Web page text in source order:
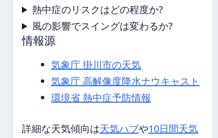
熱中症のリスクはどの程度か?
風の影響でスイングは変わるか?
情報源
気象庁 掛川市の天気
気象庁 高解像度降水ナウキャスト
環境省 熱中症予防情報
詳細な天気傾向は天気ハブや10日間天気